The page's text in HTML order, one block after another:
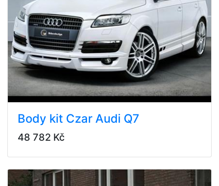
Body kit Czar Audi Q7
48 782 Kč